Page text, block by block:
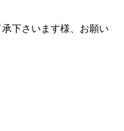
下さいます様、お願い